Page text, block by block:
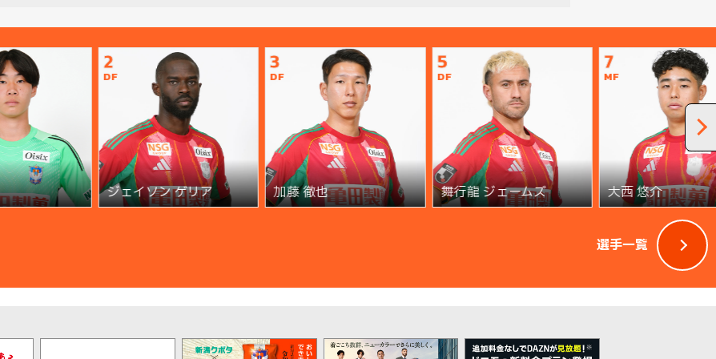
2
DF
ジェイソン ゲリア
3
DF
加藤 徹也
5
DF
舞行龍 ジェームズ
7
MF
大西 悠介
選手一覧